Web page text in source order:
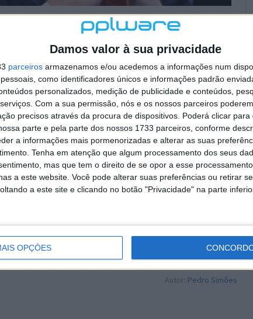
Damos valor à sua privacidade
parceiros armazenamos e/ou acedemos a informações num
como identificadores únicos e informações padrão
personalizados, medição de publicidade e conteúdos,
Com a sua permissão, nós e os nossos parceiros
precisos através da procura de dispositivos. Poderá clicar para
parte e pela parte dos nossos 1733 parceiros, conforme
a informações mais pormenorizadas e alterar as suas
Tenha em atenção que algum processamento dos seus
mas que tem o direito de se opor a esse
a este website. Você pode alterar suas preferências ou retirar
a este site e clicando no botão "Privacidade" na parte
OPÇÕESno Google Notícias
Autor: Pedro Simões